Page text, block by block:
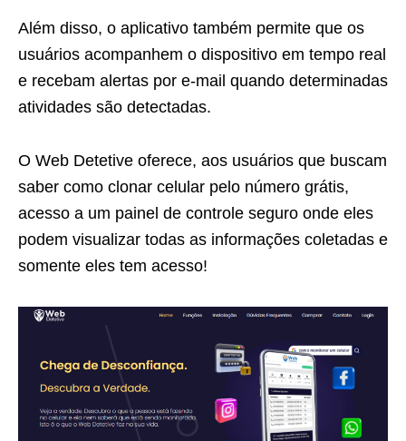
Além disso, o aplicativo também permite que os
usuários acompanhem o dispositivo em tempo real
e recebam alertas por e-mail quando determinadas
atividades são detectadas.
O Web Detetive oferece, aos usuários que buscam
saber como clonar celular pelo número grátis,
acesso a um painel de controle seguro onde eles
podem visualizar todas as informações coletadas e
somente eles tem acesso!